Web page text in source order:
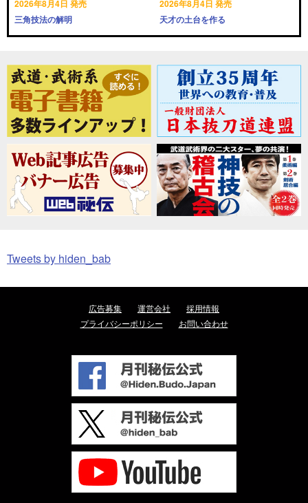
2026年8月4日 発売
三角技法の解明
2026年8月4日 発売
天才の土台を作る
Tweets by hiden_bab
広告募集 運営会社
採用情報
プライバシーポリシー
お問い合わせ